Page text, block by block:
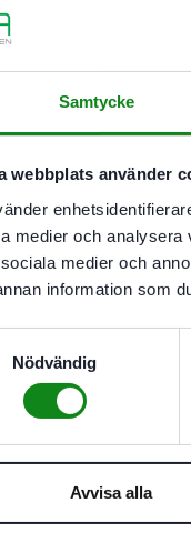
Samtycke
webbplats använder
medier och analysera
medier och
information som
Nödvändig
Avvisa alla